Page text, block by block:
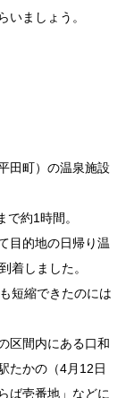
いましょう。
田町）の温泉施設
約1時間。
目的地の日帰り温
着しました。
短縮できたのには
区間内にある口和
たかの（4月12日
ば壱番地」などに